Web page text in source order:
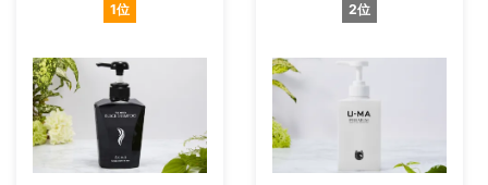
1位 2位